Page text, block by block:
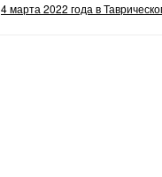
4 марта 2022 года в